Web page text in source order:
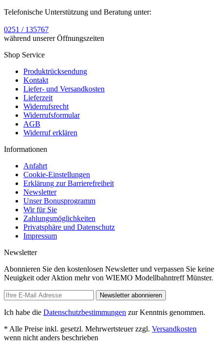
Telefonische Unterstützung und Beratung unter:
0251 / 135767
während unserer Öffnungszeiten
Shop Service
Produktrücksendung
Kontakt
Liefer- und Versandkosten
Lieferzeit
Widerrufsrecht
Widerrufsformular
AGB
Widerruf erklären
Informationen
Anfahrt
Cookie-Einstellungen
Erklärung zur Barrierefreiheit
Newsletter
Unser Bonusprogramm
Wir für Sie
Zahlungsmöglichkeiten
Privatsphäre und Datenschutz
Impressum
Newsletter
Abonnieren Sie den kostenlosen Newsletter und verpassen Sie keine
Neuigkeit oder Aktion mehr von WIEMO Modellbahntreff Münster.
Newsletter abonnieren
Ich habe die Datenschutzbestimmungen zur Kenntnis genommen.
* Alle Preise inkl. gesetzl. Mehrwertsteuer zzgl. Versandkosten
wenn nicht anders beschrieben